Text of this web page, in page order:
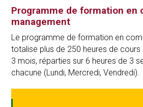
Programme de formation en
management
Le programme de formation en
totalise plus de 250 heures de
3 mois, réparties sur 6 heures de 3
chacune (Lundi, Mercredi, Vendredi).